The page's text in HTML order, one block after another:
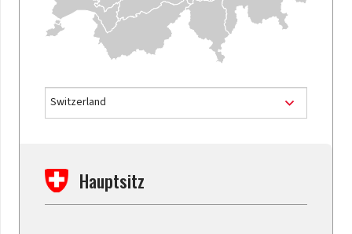
Hauptsitz